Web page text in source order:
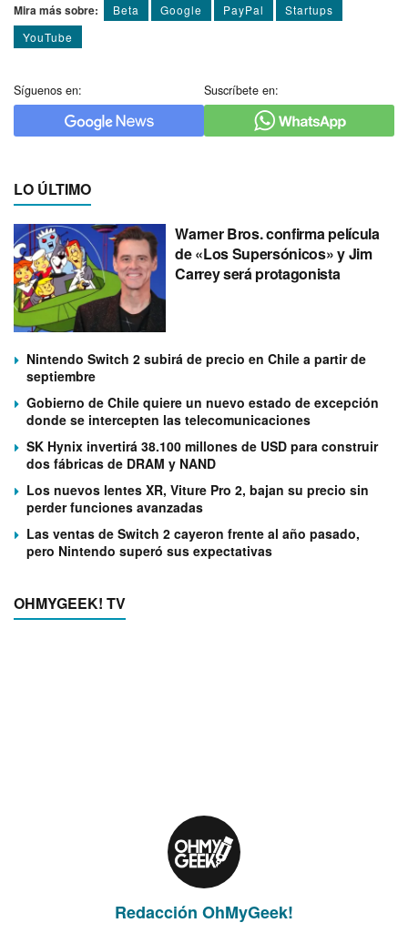
Mira más sobre: Beta Google PayPal
Startups
YouTube
Síguenos en: Suscríbete en:
LO ÚLTIMO
Warner Bros. confirma película
de «Los Supersónicos» y Jim
Carrey será protagonista
Nintendo Switch 2 subirá de precio en Chile a partir de
septiembre
Gobierno de Chile quiere un nuevo estado de excepción
donde se intercepten las telecomunicaciones
SK Hynix invertirá 38.100 millones de USD para construir
dos fábricas de DRAM y NAND
Los nuevos lentes XR, Viture Pro 2, bajan su precio sin
perder funciones avanzadas
Las ventas de Switch 2 cayeron frente al año pasado,
pero Nintendo superó sus expectativas
OHMYGEEK! TV
Redacción OhMyGeek!